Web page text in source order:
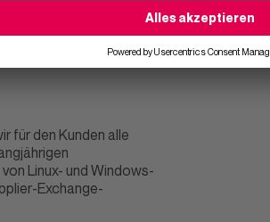
für den Kunden alle
Linux- und Windows-
Exchange-